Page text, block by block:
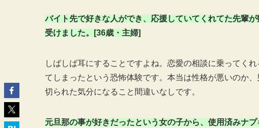
バイト先で好きな人ができ、応援していてくれてた先輩
受けました。[36歳・主婦]
しばしば耳にすることですよね。恋愛の相談に乗ってく
てしまったという恐怖体験です。本当は性格が悪いのか
切られた気分になること間違いなしです。
元旦那の事が好きだったという女の子から、使用済みナ